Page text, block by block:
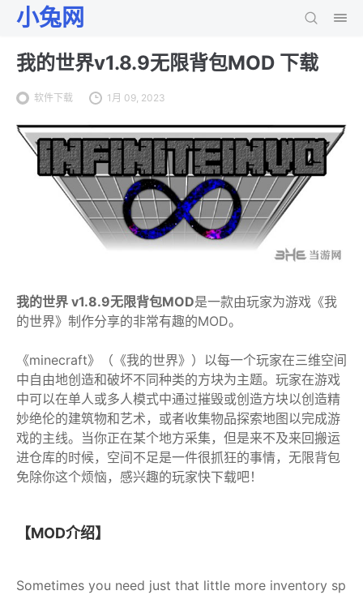
小兔网
我的世界v1.8.9无限背包MOD 下载
软件下载 1月 09, 2023
我的世界 v1.8.9无限背包MOD是一款由玩家为游戏《我
的世界》制作分享的非常有趣的MOD。
《minecraft》（《我的世界》）以每一个玩家在三维空间
中自由地创造和破坏不同种类的方块为主题。玩家在游戏
中可以在单人或多人模式中通过摧毁或创造方块以创造精
妙绝伦的建筑物和艺术，或者收集物品探索地图以完成游
戏的主线。当你正在某个地方采集，但是来不及来回搬运
进仓库的时候，空间不足是一件很抓狂的事情，无限背包
免除你这个烦恼，感兴趣的玩家快下载吧！
【MOD介绍】
Sometimes you need just that little more inventory sp